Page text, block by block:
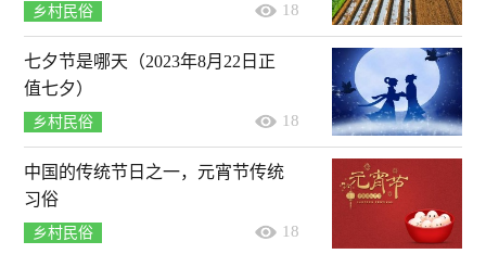
乡村民俗 18
七夕节是哪天（2023年8月22日正
值七夕）
乡村民俗 18
中国的传统节日之一，元宵节传统
习俗
乡村民俗 18